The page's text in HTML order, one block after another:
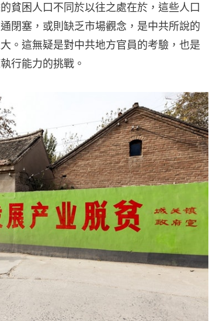
貧困人口不同於以往之處在於，這些人口
閉塞，或則缺乏市場觀念，是中共所說的
。這無疑是對中共地方官員的考驗，也是
行能力的挑戰。